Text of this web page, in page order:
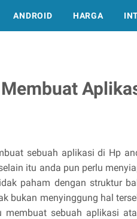
ANDROID HARGA
sebuah aplikasi di Hp
itu anda pun perlu
paham dengan struktur
bukan menyinggung hal
sebuah aplikasi